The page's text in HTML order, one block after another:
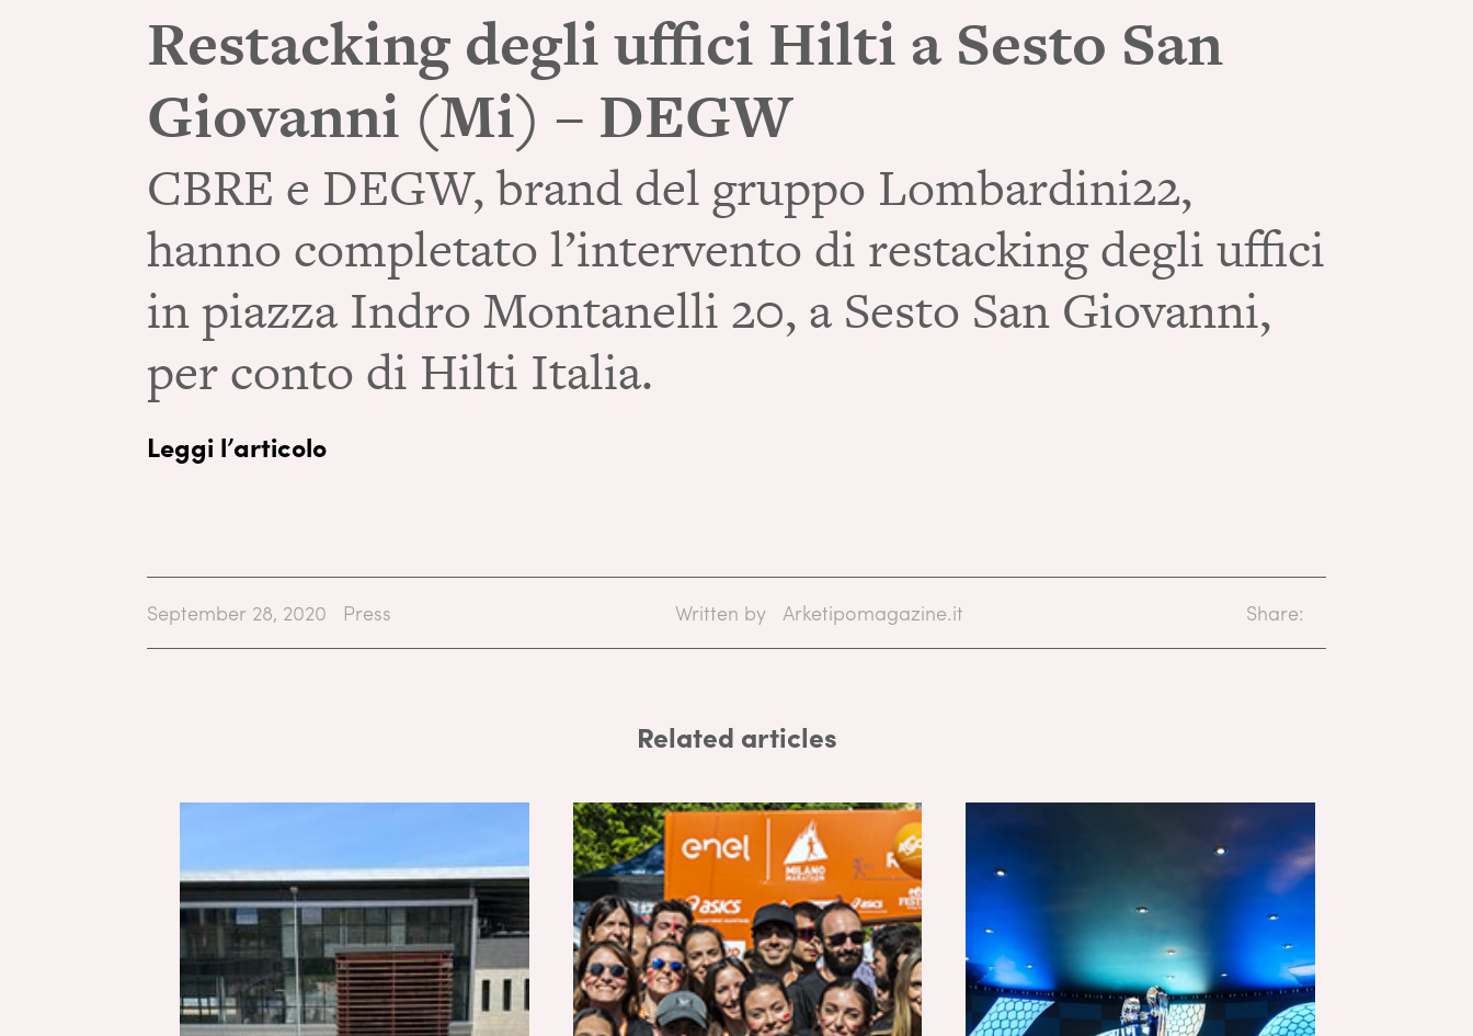
Restacking degli uffici Hilti a Sesto San
Giovanni (Mi) – DEGW
CBRE e DEGW, brand del gruppo Lombardini22,
hanno completato l’intervento di restacking degli uffici
in piazza Indro Montanelli 20, a Sesto San Giovanni,
per conto di Hilti Italia.
Leggi l’articolo
September 28, 2020 Press Written by Arketipomagazine.it Share:
Related articles